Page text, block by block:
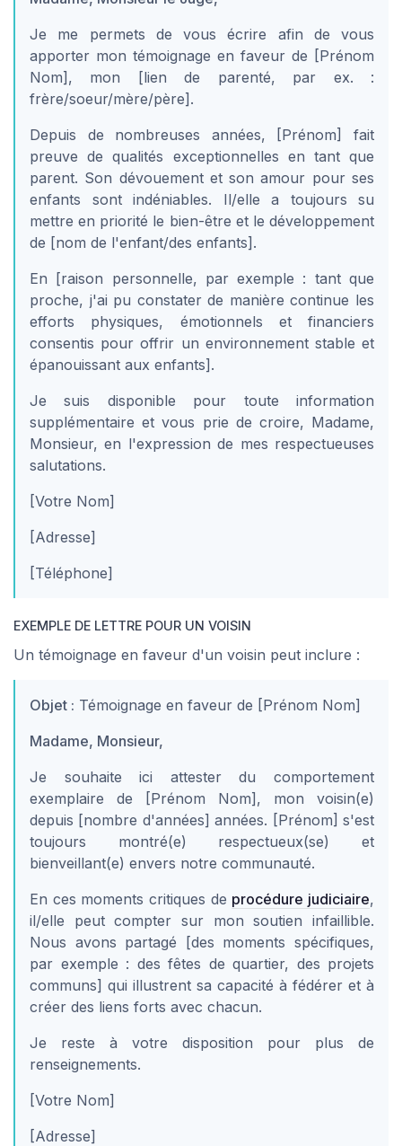
Je me permets de vous écrire afin de vous
apporter mon témoignage en faveur de [Prénom
Nom], mon [lien de parenté, par ex. :
frère/soeur/mère/père].
Depuis de nombreuses années, [Prénom] fait
preuve de qualités exceptionnelles en tant que
parent. Son dévouement et son amour pour ses
enfants sont indéniables. Il/elle a toujours su
mettre en priorité le bien-être et le développement
de [nom de l'enfant/des enfants].
En [raison personnelle, par exemple : tant que
proche, j'ai pu constater de manière continue les
efforts physiques, émotionnels et financiers
consentis pour offrir un environnement stable et
épanouissant aux enfants].
Je suis disponible pour toute information
supplémentaire et vous prie de croire, Madame,
Monsieur, en l'expression de mes respectueuses
salutations.
[Votre Nom]
[Adresse]
[Téléphone]
EXEMPLE DE LETTRE POUR UN VOISIN
Un témoignage en faveur d'un voisin peut inclure :
Objet : Témoignage en faveur de [Prénom Nom]
Madame, Monsieur,
Je souhaite ici attester du comportement
exemplaire de [Prénom Nom], mon voisin(e)
depuis [nombre d'années] années. [Prénom] s'est
toujours montré(e) respectueux(se) et
bienveillant(e) envers notre communauté.
En ces moments critiques de procédure judiciaire,
il/elle peut compter sur mon soutien infaillible.
Nous avons partagé [des moments spécifiques,
par exemple : des fêtes de quartier, des projets
communs] qui illustrent sa capacité à fédérer et à
créer des liens forts avec chacun.
Je reste à votre disposition pour plus de
renseignements.
[Votre Nom]
[Adresse]